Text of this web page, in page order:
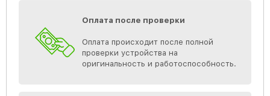
Оплата после проверки
Оплата происходит после полной
проверки устройства на
оригинальность и работоспособность.